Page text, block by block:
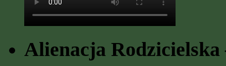
Alienacja Rodzicielska